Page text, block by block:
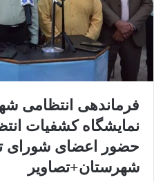
فرماندهی انتظامی
نمایشگاه کشفیات
حضور اعضای شورای
شهرستان+تصاویر